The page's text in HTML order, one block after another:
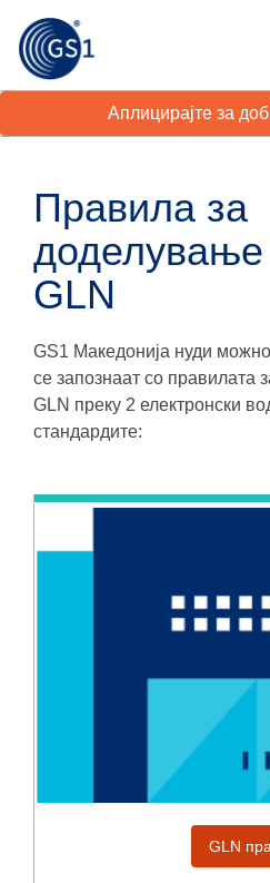
Аплицирајте за
Правила за
GLN
GS1 Македонија нуди
се запознаат со правилата
GLN преку 2 електронски
стандардите:
GLN